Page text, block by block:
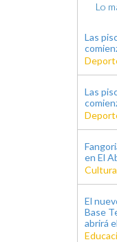
Lo
Las
Las
en El
El
Base
abrirá